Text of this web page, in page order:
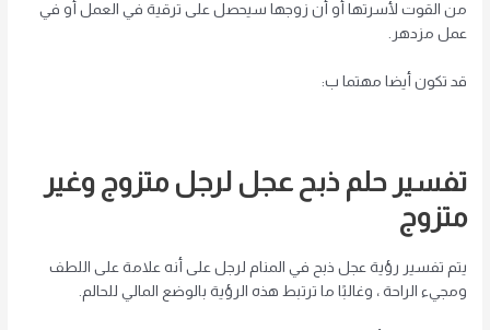
من القوت لأسرتها أو أن زوجها سيحصل على ترقية في العمل أو في
عمل مزدهر.
قد تكون أيضا مهتما ب:
تفسير حلم ذبح عجل لرجل متزوج وغير
متزوج
يتم تفسير رؤية عجل ذبح في المنام لرجل على أنه علامة على اللطف
ومجيء الراحة ، وغالبًا ما ترتبط هذه الرؤية بالوضع المالي للحالم.